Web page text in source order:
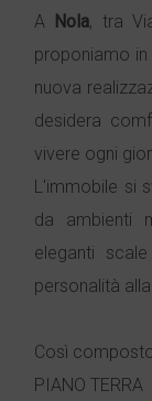
A Nola, tra
proponiamo in
nuova
desidera
vivere ogni
L'immobile si
da ambienti
eleganti
personalità
Così
PIANO TERRA